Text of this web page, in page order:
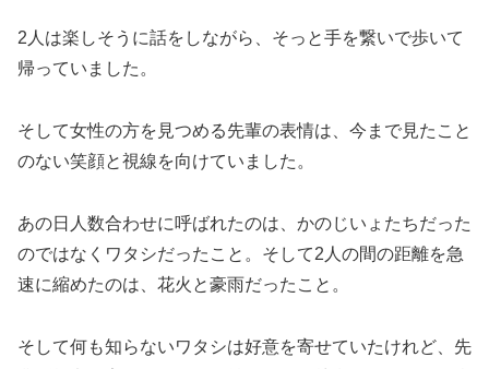
2人は楽しそうに話をしながら、そっと手を繋いで歩いて
帰っていました。
そして女性の方を見つめる先輩の表情は、今まで見たこと
のない笑顔と視線を向けていました。
あの日人数合わせに呼ばれたのは、かのじいょたちだった
のではなくワタシだったこと。そして2人の間の距離を急
速に縮めたのは、花火と豪雨だったこと。
そして何も知らないワタシは好意を寄せていたけれど、先